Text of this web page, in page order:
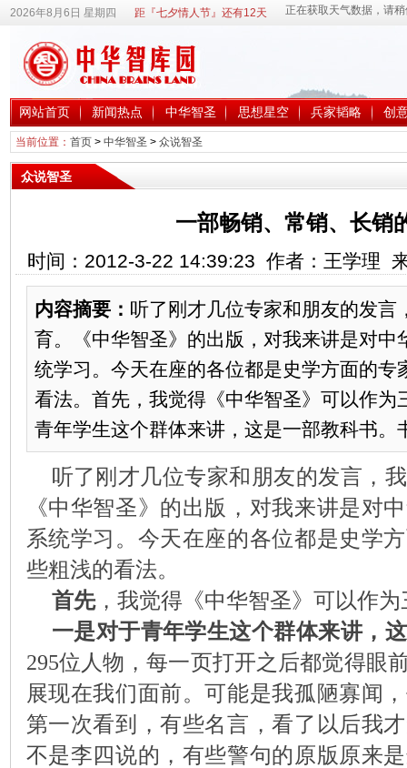
2026年8月6日 星期四 距『七夕情人节』还有12天
网站首页 新闻热点 中华智圣 思想星空 兵家韬略 创
当前位置： 首页> 中华智圣 > 众说智圣
众说智圣
一部畅销、常销、长销
时间：2012-3-22 14:39:23 作者：王学理
内容摘要： 听了刚才几位专家和朋友的发言
育。《中华智圣》的出版，对我来讲是对中
统学习。今天在座的各位都是史学方面的专
看法。首先，我觉得《中华智圣》可以作为
青年学生这个群体来讲，这是一部教科书。
听了刚才几位专家和朋友的发言，
《中华智圣》的出版，对我来讲是对
系统学习。今天在座的各位都是史学
些粗浅的看法。
首先，我觉得《中华智圣》可以作
一是对于青年学生这个群体来讲，
295位人物，每一页打开之后都觉得眼
展现在我们面前。可能是我孤陋寡闻
第一次看到，有些名言，看了以后我
不是李四说的，有些警句的原版原来